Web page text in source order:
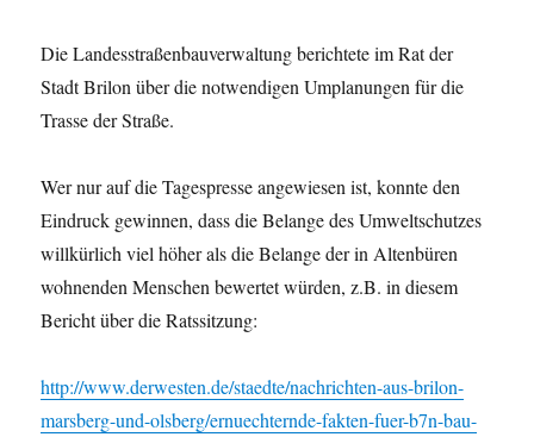
Die Landesstraßenbauverwaltung berichtete im Rat der
Stadt Brilon über die notwendigen Umplanungen für die
Trasse der Straße.
Wer nur auf die Tagespresse angewiesen ist, konnte den
Eindruck gewinnen, dass die Belange des Umweltschutzes
willkürlich viel höher als die Belange der in Altenbüren
wohnenden Menschen bewertet würden, z.B. in diesem
Bericht über die Ratssitzung:
http://www.derwesten.de/staedte/nachrichten-aus-brilon-
marsberg-und-olsberg/ernuechternde-fakten-fuer-b7n-bau-